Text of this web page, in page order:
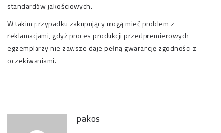
standardów jakościowych.
W takim przypadku zakupujący mogą mieć problem z
reklamacjami, gdyż proces produkcji przedpremierowych
egzemplarzy nie zawsze daje pełną gwarancję zgodności z
oczekiwaniami.
pakos